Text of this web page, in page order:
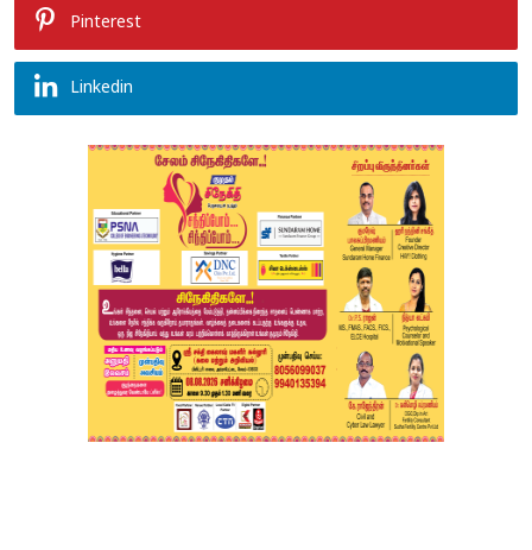
Pinterest
Linkedin